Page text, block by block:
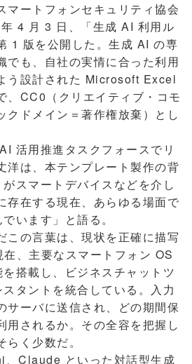
ートフォンセキュリティ協会
4 月 3 日、「生成 AI 利用ル
1 版を公開した。生成 AI の専
でも、自社の実情に合った利用
う設計された Microsoft Excel
、CC0（クリエイティブ・コモ
クドメイン＝著作権放棄）とし
活用推進タスクフォースでリ
洋は、本テンプレート製作の背
スマートデバイスなどを介し
存在する現在、あらゆる場面で
います」と語る。
の言葉は、現状を正確に描写
、主要なスマートフォン OS
搭載し、ビジネスチャットツ
タントを統合している。入力
サーバに送信され、どの期間保
用されるか。その全容を把握し
く少数だ。
Claude といった対話型生成